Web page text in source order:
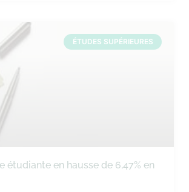
ÉTUDES SUPÉRIEURES
étudiante en hausse de 6,47% en